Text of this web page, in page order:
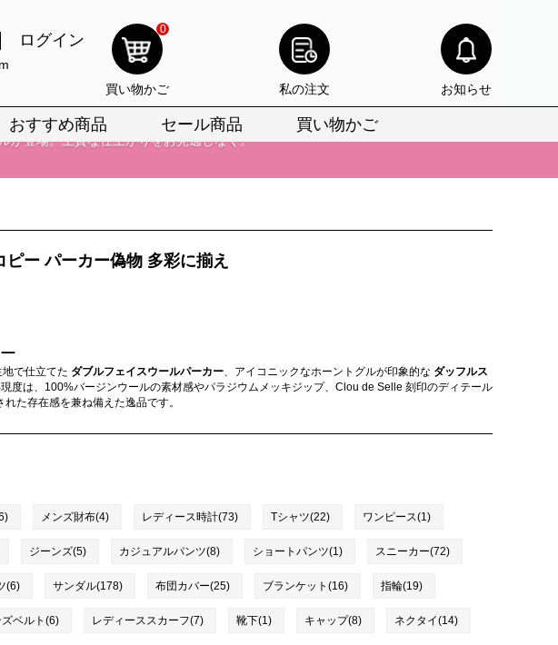
ログイン
0
買い物かご 私の注文 お知らせ
おすすめ商品 セール商品 買い物かご
再現度を安心してお選びいただけます。
な割引をご利用いただけます。
登場。上質な仕上がりをお見逃しなく。
ー パーカー偽物 多彩に揃え
で仕立てた ダブルフェイスウールパーカー、アイコニックなホーントグルが印象的な ダッフルス
度は、100%バージンウールの素材感やパラジウムメッキジップ、Clou de Selle 刻印のディテール
た存在感を兼ね備えた逸品です。
メンズ財布(4) レディース時計(73) Tシャツ(22) ワンピース(1)
ジーンズ(5) カジュアルパンツ(8) ショートパンツ(1) スニーカー(72)
(6) サンダル(178) 布団カバー(25) ブランケット(16) 指輪(19)
ズベルト(6) レディーススカーフ(7) 靴下(1) キャップ(8) ネクタイ(14)